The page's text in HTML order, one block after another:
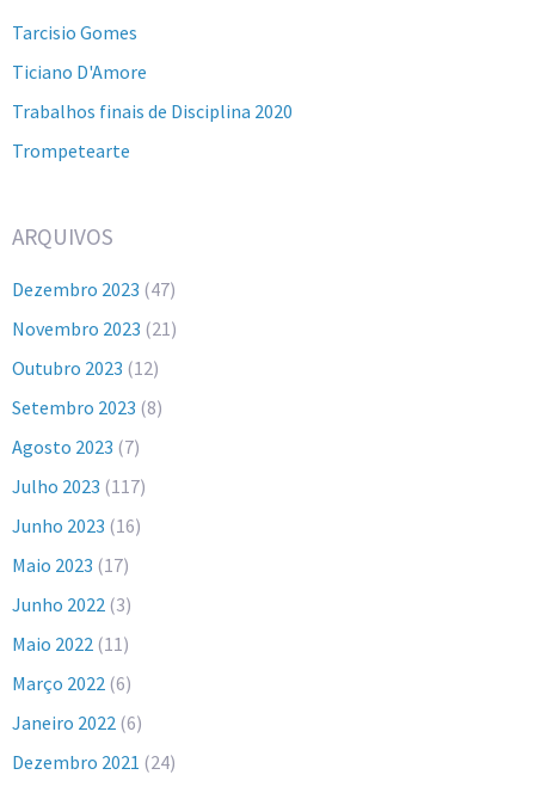
Tarcisio Gomes
Ticiano D'Amore
Trabalhos finais de Disciplina 2020
Trompetearte
ARQUIVOS
Dezembro 2023 (47)
Novembro 2023 (21)
Outubro 2023 (12)
Setembro 2023 (8)
Agosto 2023 (7)
Julho 2023 (117)
Junho 2023 (16)
Maio 2023 (17)
Junho 2022 (3)
Maio 2022 (11)
Março 2022 (6)
Janeiro 2022 (6)
Dezembro 2021 (24)